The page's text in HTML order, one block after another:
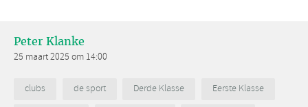
Peter Klanke
25 maart 2025 om 14:00
clubs de sport Derde Klasse
Eerste Klasse